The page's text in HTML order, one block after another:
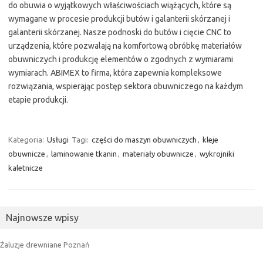
do obuwia o wyjątkowych właściwościach wiążących, które są
wymagane w procesie produkcji butów i galanterii skórzanej i
galanterii skórzanej. Nasze podnoski do butów i cięcie CNC to
urządzenia, które pozwalają na komfortową obróbkę materiałów
obuwniczych i produkcję elementów o zgodnych z wymiarami
wymiarach. ABIMEX to firma, która zapewnia kompleksowe
rozwiązania, wspierając postęp sektora obuwniczego na każdym
etapie produkcji.
Kategoria: Usługi Tagi: części do maszyn obuwniczych , kleje
obuwnicze , laminowanie tkanin , materiały obuwnicze , wykrojniki
kaletnicze
Najnowsze wpisy
Żaluzje drewniane Poznań